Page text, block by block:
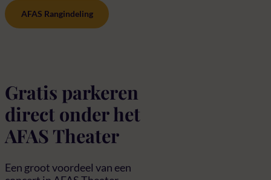
AFAS Rangindeling
Gratis parkeren
direct onder het
AFAS Theater
Een groot voordeel van een